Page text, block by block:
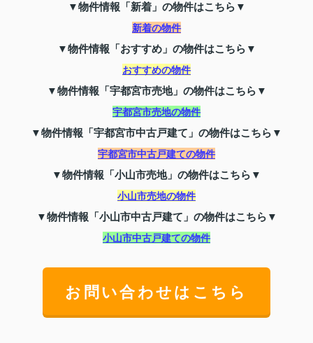
▼物件情報「新着」の物件はこちら▼
新着の物件
▼物件情報「おすすめ」の物件はこちら▼
おすすめの物件
▼物件情報「宇都宮市売地」の物件はこちら▼
宇都宮市売地の物件
▼物件情報「宇都宮市中古戸建て」の物件はこちら▼
宇都宮市中古戸建ての物件
▼物件情報「小山市売地」の物件はこちら▼
小山市売地の物件
▼物件情報「小山市中古戸建て」の物件はこちら▼
小山市中古戸建ての物件
お問い合わせはこちら